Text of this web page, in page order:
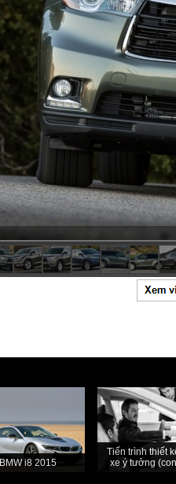
BMW i8 2015
Tiến trình thiết
xe ý tưởng